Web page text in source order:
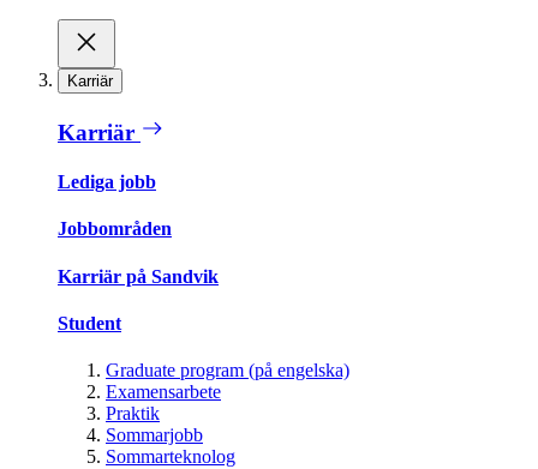
Karriär
Karriär
Lediga jobb
Jobbområden
Karriär på Sandvik
Student
Graduate program (på engelska)
Examensarbete
Praktik
Sommarjobb
Sommarteknolog